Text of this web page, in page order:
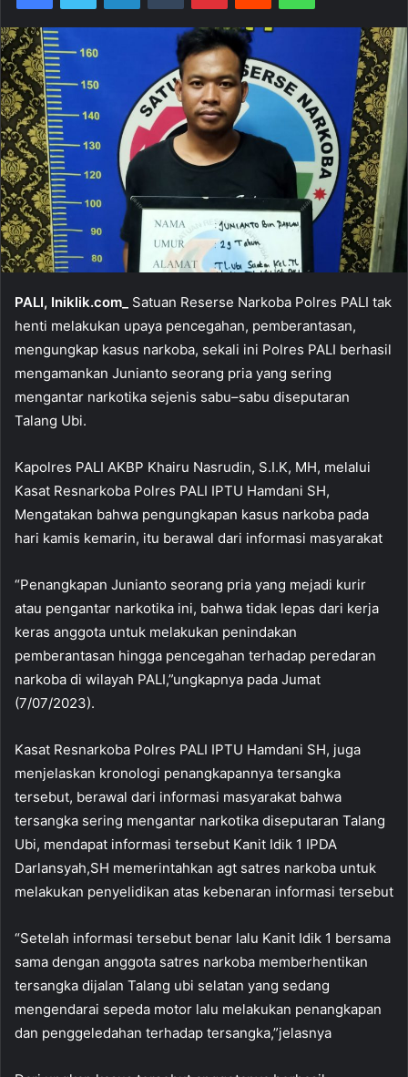
PALI, Iniklik.com_
Satuan Reserse Narkoba Polres PALI tak
henti melakukan upaya pencegahan, pemberantasan,
mengungkap kasus narkoba, sekali ini Polres PALI berhasil
mengamankan Junianto seorang pria yang sering
mengantar narkotika sejenis sabu–sabu diseputaran
Talang Ubi.
Kapolres PALI AKBP Khairu Nasrudin, S.I.K, MH, melalui
Kasat Resnarkoba Polres PALI IPTU Hamdani SH,
Mengatakan bahwa pengungkapan kasus narkoba pada
hari kamis kemarin, itu berawal dari informasi masyarakat
“Penangkapan Junianto seorang pria yang mejadi kurir
atau pengantar narkotika ini, bahwa tidak lepas dari kerja
keras anggota untuk melakukan penindakan
pemberantasan hingga pencegahan terhadap peredaran
narkoba di wilayah PALI,”ungkapnya pada Jumat
(7/07/2023).
Kasat Resnarkoba Polres PALI IPTU Hamdani SH, juga
menjelaskan kronologi penangkapannya tersangka
tersebut, berawal dari informasi masyarakat bahwa
tersangka sering mengantar narkotika diseputaran Talang
Ubi, mendapat informasi tersebut Kanit Idik 1 IPDA
Darlansyah,SH memerintahkan agt satres narkoba untuk
melakukan penyelidikan atas kebenaran informasi tersebut
“Setelah informasi tersebut benar lalu Kanit Idik 1 bersama
sama dengan anggota satres narkoba memberhentikan
tersangka dijalan Talang ubi selatan yang sedang
mengendarai sepeda motor lalu melakukan penangkapan
dan penggeledahan terhadap tersangka,”jelasnya